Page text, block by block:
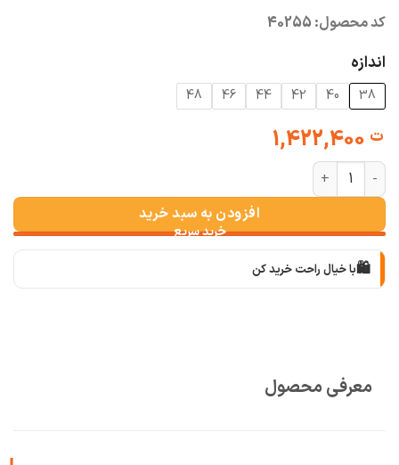
کد محصول:40255
اندازه
38
40
42
44
46
48
ت1,422,400
شلوار بگی یخی عدد
افزودن به سبد خرید
🛍️با خیال راحت خرید کن
🧡بعد از خرید هم کنارتیم
معرفی محصول